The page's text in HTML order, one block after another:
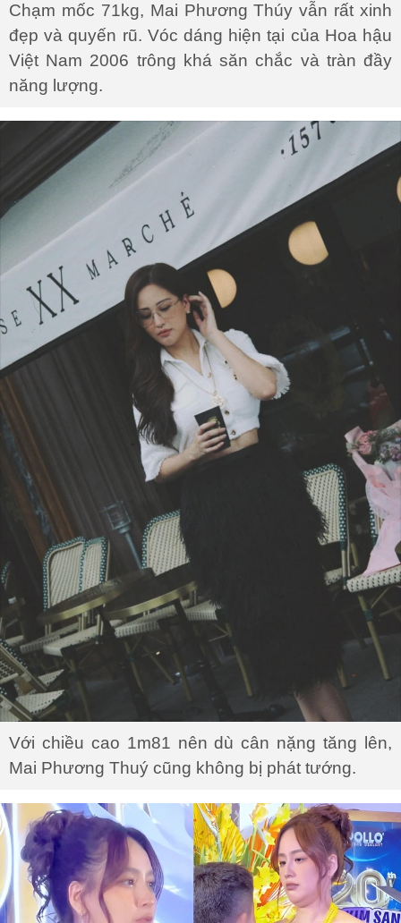
Chạm mốc 71kg, Mai Phương Thúy vẫn rất xinh
đẹp và quyến rũ. Vóc dáng hiện tại của Hoa hậu
Việt Nam 2006 trông khá săn chắc và tràn đầy
năng lượng.
Với chiều cao 1m81 nên dù cân nặng tăng lên,
Mai Phương Thuý cũng không bị phát tướng.